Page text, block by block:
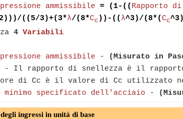
ammissibile = (1-(( Rapporto
((5/3)+(3*λ/(8*Cc ))-(( λ^3)/(8*(Cc
4 Variabili
ammissibile - (Misurato in
- Il rapporto di snellezza è il rapporto
di Cc è il valore di Cc utilizzato nel
minimo specificato dell'acciaio -
ingressi in unità di base